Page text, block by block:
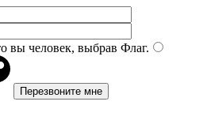
вы человек, выбрав Флаг.